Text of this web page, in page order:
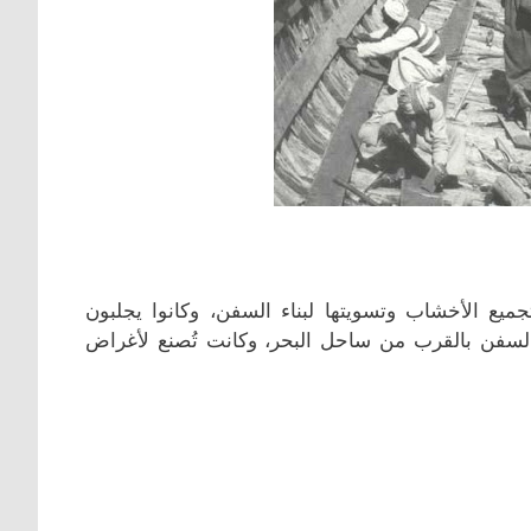
الأخشاب وتسويتها لبناء السفن، وكانوا يجلبون
بالقرب من ساحل البحر، وكانت تُصنع لأغراض